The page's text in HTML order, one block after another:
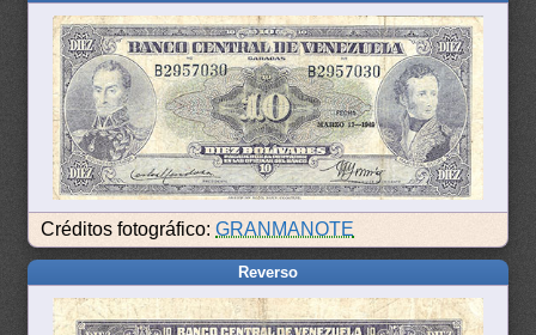
Créditos fotográfico:GRANMANOTE
Reverso